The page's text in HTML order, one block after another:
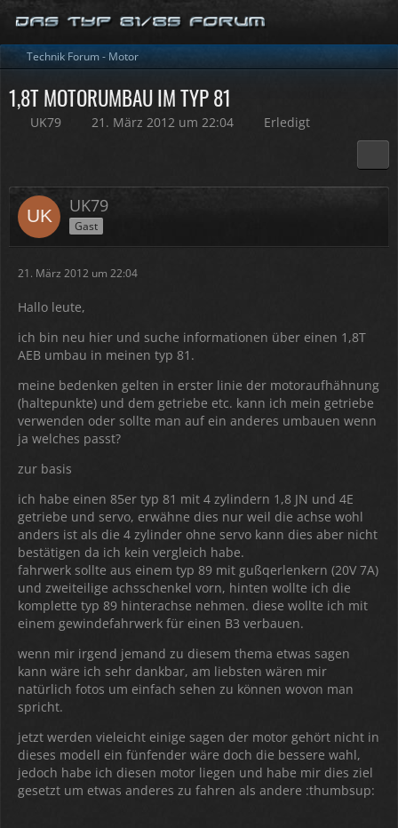
Technik Forum - Motor
1,8T MOTORUMBAU IM TYP 81
UK79 21. März 2012 um 22:04 Erledigt
UK79
Gast
21. März 2012 um 22:04
Hallo leute,
ich bin neu hier und suche informationen über einen 1,8T
AEB umbau in meinen typ 81.
meine bedenken gelten in erster linie der motoraufhähnung
(haltepunkte) und dem getriebe etc. kann ich mein getriebe
verwenden oder sollte man auf ein anderes umbauen wenn
ja welches passt?
zur basis
ich habe einen 85er typ 81 mit 4 zylindern 1,8 JN und 4E
getriebe und servo, erwähne dies nur weil die achse wohl
anders ist als die 4 zylinder ohne servo kann dies aber nicht
bestätigen da ich kein vergleich habe.
fahrwerk sollte aus einem typ 89 mit gußqerlenkern (20V 7A)
und zweiteilige achsschenkel vorn, hinten wollte ich die
komplette typ 89 hinterachse nehmen. diese wollte ich mit
einem gewindefahrwerk für einen B3 verbauen.
wenn mir irgend jemand zu diesem thema etwas sagen
kann wäre ich sehr dankbar, am liebsten wären mir
natürlich fotos um einfach sehen zu können wovon man
spricht.
jetzt werden vieleicht einige sagen der motor gehört nicht in
dieses modell ein fünfender wäre doch die bessere wahl,
jedoch habe ich diesen motor liegen und habe mir dies ziel
gesetzt um etwas anderes zu fahren als andere :thumbsup: